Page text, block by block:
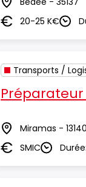
Lieu
Salaire20-25 K€
Transports /
Lieu Miramas - 13140
Salaire
SMICDurée